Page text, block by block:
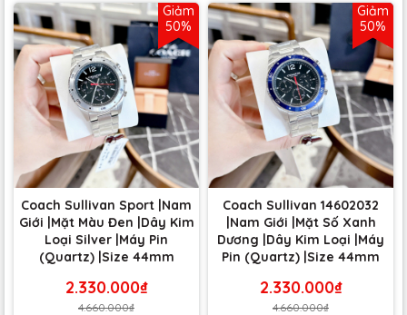
Giảm
50%
Coach Sullivan Sport |Nam
Giới |Mặt Màu Đen |Dây Kim
Loại Silver |Máy Pin
(Quartz) |Size 44mm
2.330.000₫
4.660.000₫
Giảm
50%
Coach Sullivan 14602032
|Nam Giới |Mặt Số Xanh
Dương |Dây Kim Loại |Máy
Pin (Quartz) |Size 44mm
2.330.000₫
4.660.000₫